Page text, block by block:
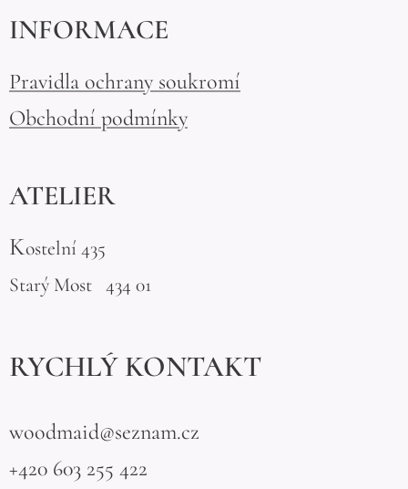
INFORMACE
Pravidla ochrany soukromí
Obchodní podmínky
ATELIER
Kostelní 435
Starý Most 434 01
RYCHLÝ KONTAKT
woodmaid@seznam.cz
+420 603 255 422